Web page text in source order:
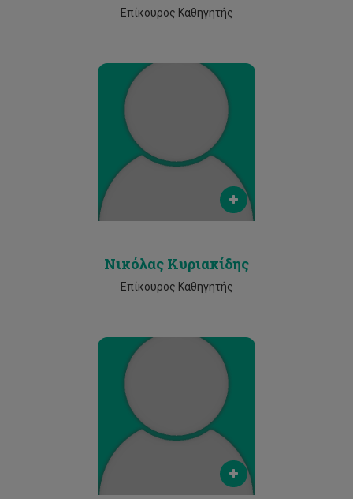
Επίκουρος Καθηγητής
nicholas.kyriakides@cut.ac.cy
Νικόλας Κυριακίδης
Επίκουρος Καθηγητής
dimitris.antoniadis@cut.ac.cy